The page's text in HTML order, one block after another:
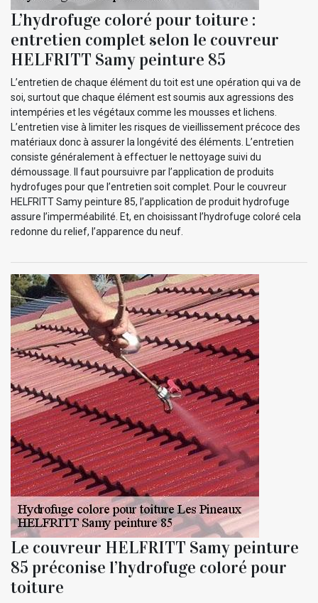
L’hydrofuge coloré pour toiture :
entretien complet selon le couvreur
HELFRITT Samy peinture 85
L’entretien de chaque élément du toit est une opération qui va de
soi, surtout que chaque élément est soumis aux agressions des
intempéries et les végétaux comme les mousses et lichens.
L’entretien vise à limiter les risques de vieillissement précoce des
matériaux donc à assurer la longévité des éléments. L’entretien
consiste généralement à effectuer le nettoyage suivi du
démoussage. Il faut poursuivre par l’application de produits
hydrofuges pour que l’entretien soit complet. Pour le couvreur
HELFRITT Samy peinture 85, l’application de produit hydrofuge
assure l’imperméabilité. Et, en choisissant l’hydrofuge coloré cela
redonne du relief, l’apparence du neuf.
Le couvreur HELFRITT Samy peinture
85 préconise l’hydrofuge coloré pour
toiture